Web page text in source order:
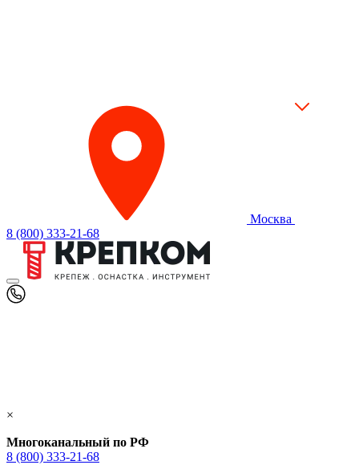
Москва
8 (800) 333-21-68
×
Многоканальный по РФ
8 (800) 333‑21-68